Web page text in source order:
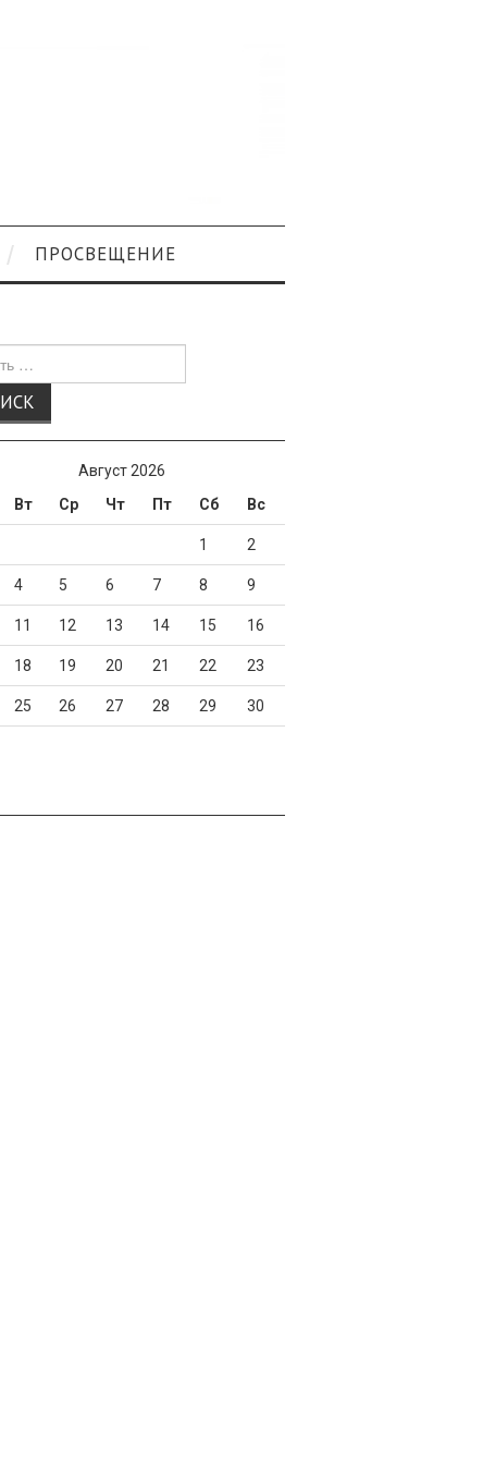
ПРОСВЕЩЕНИЕ
Август 2026
Вт Ср Чт Пт Сб Вс
1 2
4 5 6 7 8 9
11 12 13 14 15 16
18 19 20 21 22 23
25 26 27 28 29 30